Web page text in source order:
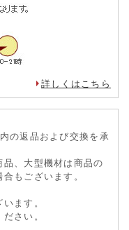
詳しくはこちら
の返品および交換を承
、大型機材は商品の
もございます。
ます。
さい。